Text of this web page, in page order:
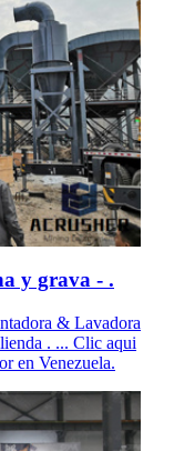
y grava - .
& Lavadora
. ... Clic aqui
en Venezuela.